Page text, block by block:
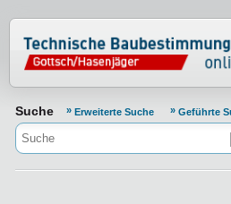
Normenportal
Suche Erweiterte Suche Geführte